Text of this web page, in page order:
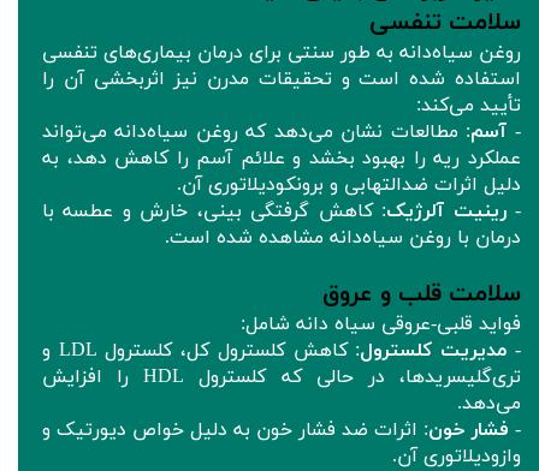
سلامت تنفسی
روغن سیاه‌دانه به طور سنتی برای درمان بیماری‌های تنفسی
استفاده شده است و تحقیقات مدرن نیز اثربخشی آن را
تأیید می‌کند:
- آسم: مطالعات نشان می‌دهد که روغن سیاه‌دانه می‌تواند
عملکرد ریه را بهبود بخشد و علائم آسم را کاهش دهد، به
دلیل اثرات ضدالتهابی و برونکودیلاتوری آن.
-رینیت آلرژیک: کاهش گرفتگی بینی، خارش و عطسه با
درمان با روغن سیاه‌دانه مشاهده شده است.
سلامت قلب و عروق
فواید قلبی-عروقی سیاه‌ دانه شامل:
- مدیریت کلسترول
: کاهش کلسترول کل، کلسترول LDL و
تری‌گلیسریدها، در حالی که کلسترول HDL را افزایش
می‌دهد.
- فشار خون: اثرات ضد فشار خون به دلیل خواص دیورتیک و
وازودیلاتوری آن.